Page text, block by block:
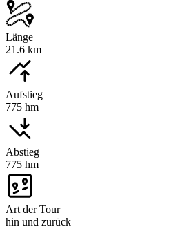
Länge
21.6 km
Aufstieg
775 hm
Abstieg
775 hm
Art der Tour
hin und zurück